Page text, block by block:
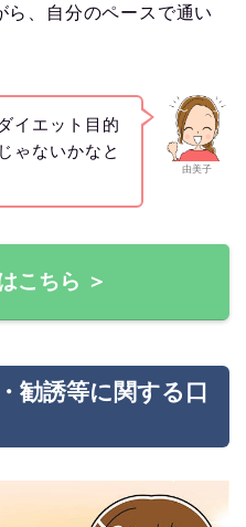
ら、自分のペースで通い
由美子
イエット目的
ゃないかなと
こちら ＞
勧誘等に関する口